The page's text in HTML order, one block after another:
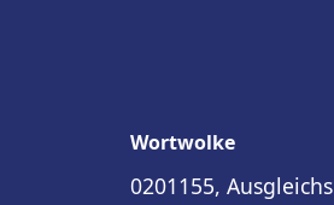
Wortwolke
0201155,